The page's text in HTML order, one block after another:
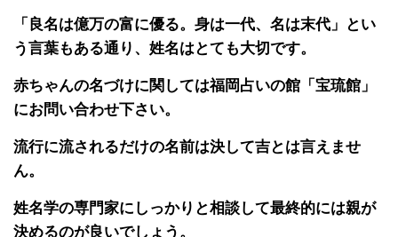
「良名は億万の富に優る。身は一代、名は末代」とい
う言葉もある通り、姓名はとても大切です。
赤ちゃんの名づけに関しては福岡占いの館「宝琉館」
にお問い合わせ下さい。
流行に流されるだけの名前は決して吉とは言えませ
ん。
姓名学の専門家にしっかりと相談して最終的には親が
決めるのが良いでしょう。